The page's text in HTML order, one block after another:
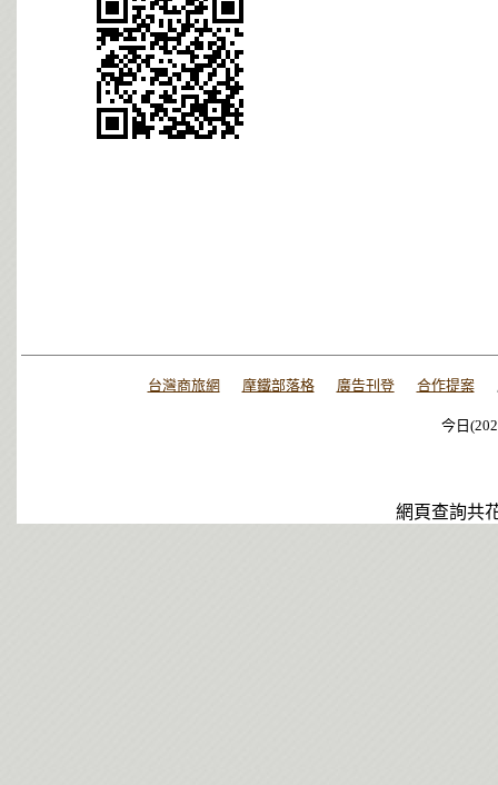
台灣商旅網 摩鐵部落格 廣告刊登 合作提案
今日
網頁查詢共